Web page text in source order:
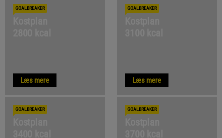
GOALBREAKER
Læs mere
GOALBREAKER
Læs mere
GOALBREAKER GOALBREAKER